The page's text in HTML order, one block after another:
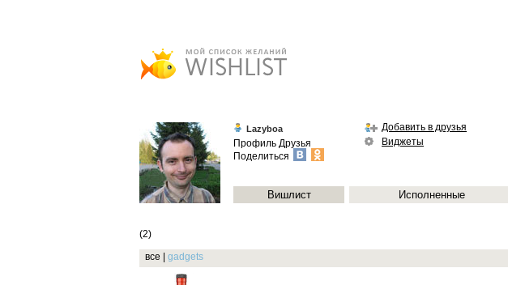
Lazyboa
Профиль Друзья
Поделиться
Добавить в друзья
Виджеты
Вишлист Исполненные
(2)
все gadgets